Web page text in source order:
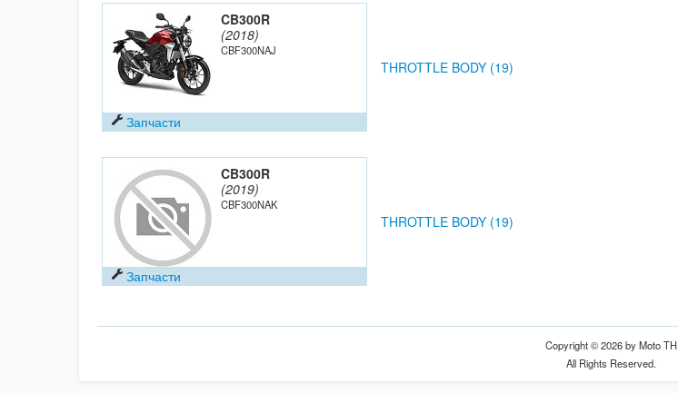
CB300R
(2018)
CBF300NAJ
Запчасти
THROTTLE BODY (19)
CB300R
(2019)
CBF300NAK
Запчасти
THROTTLE BODY (19)
Copyright © 2026 by Moto TH
All Rights Reserved.